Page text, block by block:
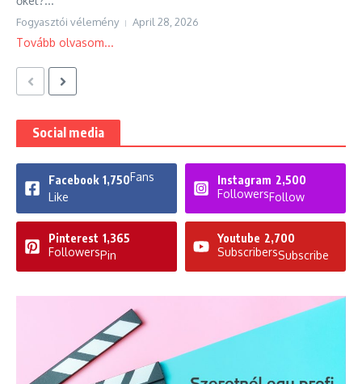
Fogyasztói vélemény April 28, 2026
Tovább olvasom...
Social media
Facebook 1,750Fans
Like
Instagram 2,500
FollowersFollow
Pinterest 1,365
FollowersPin
Youtube 2,700
SubscribersSubscribe